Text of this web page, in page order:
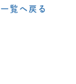
一覧へ戻る